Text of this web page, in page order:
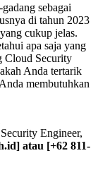
sebagai
di tahun 2023
cukup jelas.
apa saja yang
Cloud Security
Anda tertarik
membutuhkan
Engineer,
atau [+62 811-